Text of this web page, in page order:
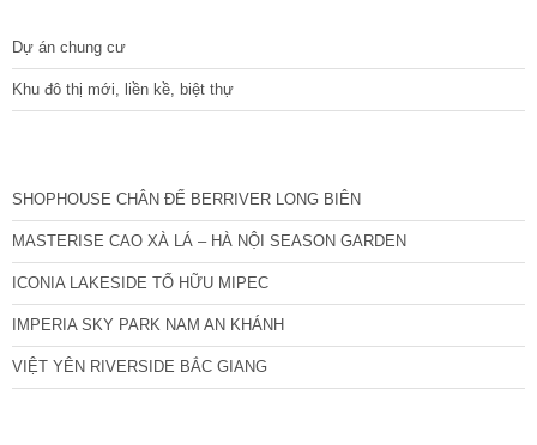
Dự án chung cư
Khu đô thị mới, liền kề, biệt thự
SHOPHOUSE CHÂN ĐẾ BERRIVER LONG BIÊN
MASTERISE CAO XÀ LÁ – HÀ NỘI SEASON GARDEN
ICONIA LAKESIDE TỐ HỮU MIPEC
IMPERIA SKY PARK NAM AN KHÁNH
VIỆT YÊN RIVERSIDE BẮC GIANG